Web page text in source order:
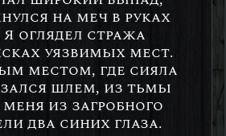
на меч в руках
Я оглядел стража
уязвимых мест.
местом, где сияла
шлем, из тьмы
из загробного
два синих глаза.